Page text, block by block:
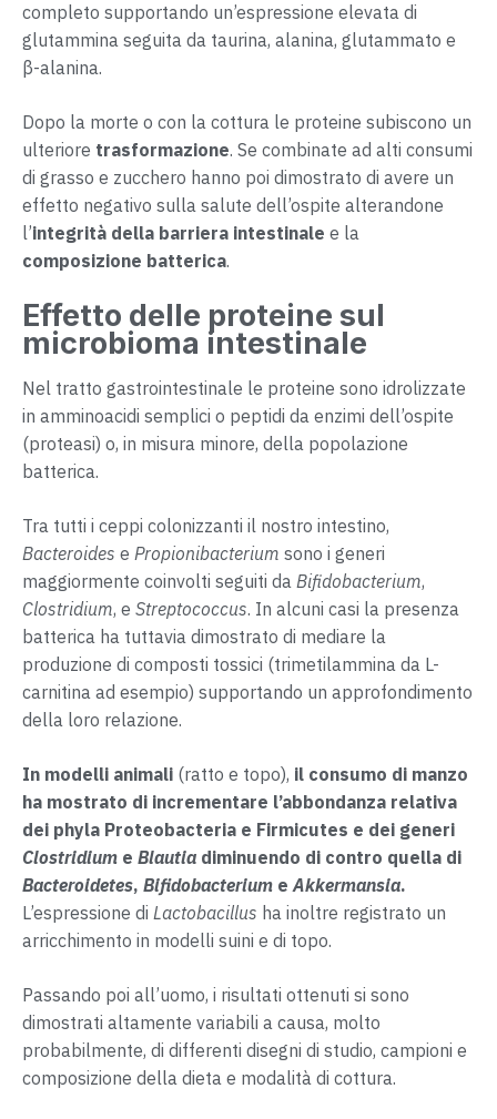
completo supportando un’espressione elevata di
glutammina seguita da taurina, alanina, glutammato e
β-alanina.
Dopo la morte o con la cottura le proteine subiscono un
ulteriore trasformazione. Se combinate ad alti consumi
di grasso e zucchero hanno poi dimostrato di avere un
effetto negativo sulla salute dell’ospite alterandone
l’integrità della barriera intestinale e la
composizione batterica.
Effetto delle proteine sul
microbioma intestinale
Nel tratto gastrointestinale le proteine sono idrolizzate
in amminoacidi semplici o peptidi da enzimi dell’ospite
(proteasi) o, in misura minore, della popolazione
batterica.
Tra tutti i ceppi colonizzanti il nostro intestino,
Bacteroides e Propionibacterium sono i generi
maggiormente coinvolti seguiti da Bifidobacterium,
Clostridium, e Streptococcus. In alcuni casi la presenza
batterica ha tuttavia dimostrato di mediare la
produzione di composti tossici (trimetilammina da L-
carnitina ad esempio) supportando un approfondimento
della loro relazione.
In modelli animali (ratto e topo), il consumo di manzo
ha mostrato di incrementare l’abbondanza relativa
dei phyla Proteobacteria e Firmicutes e dei generi
Clostridium e Blautia diminuendo di contro quella di
Bacteroidetes, Bifidobacterium e Akkermansia.
L’espressione di Lactobacillus ha inoltre registrato un
arricchimento in modelli suini e di topo.
Passando poi all’uomo, i risultati ottenuti si sono
dimostrati altamente variabili a causa, molto
probabilmente, di differenti disegni di studio, campioni e
composizione della dieta e modalità di cottura.